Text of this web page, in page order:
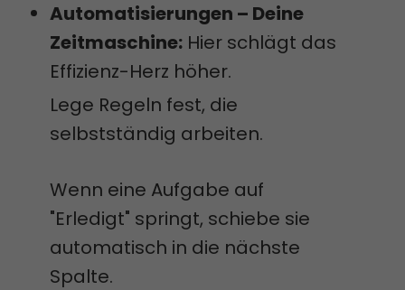
Automatisierungen – Deine
Zeitmaschine: Hier schlägt das
Effizienz-Herz höher.
Lege Regeln fest, die
selbstständig arbeiten.
Wenn eine Aufgabe auf
"Erledigt" springt, schiebe sie
automatisch in die nächste
Spalte.